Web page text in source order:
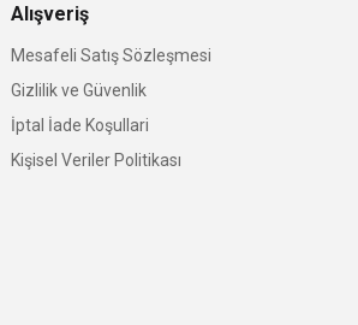
Alışveriş
Mesafeli Satış Sözleşmesi
Gizlilik ve Güvenlik
İptal İade Koşullari
Kişisel Veriler Politikası